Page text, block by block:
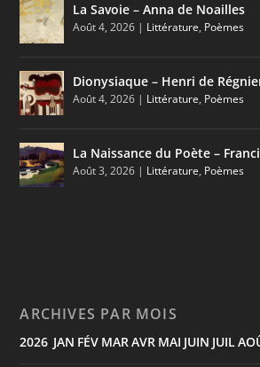
La Savoie – Anna de Noailles
Août 4, 2026 | Littérature, Poèmes
Dionysiaque – Henri de
Août 4, 2026 | Littérature, Poèmes
La Naissance du Poète –
Août 3, 2026 | Littérature, Poèmes
ARCHIVES PAR MOIS
2026 JAN FÉV MARAVR MAI JUIN JUIL